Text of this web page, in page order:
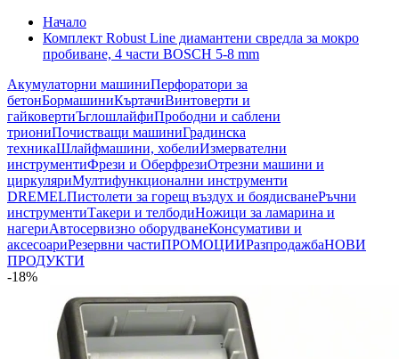
Начало
Комплект Robust Line диамантени свредла за мокро
пробиване, 4 части BOSCH 5-8 mm
Акумулаторни машиниПерфоратори за
бетонБормашиниКъртачиВинтоверти и
гайковертиЪглошлайфиПрободни и саблени
триониПочистващи машиниГрадинска
техникаШлайфмашини, хобелиИзмервателни
инструментиФрези и ОберфрезиОтрезни машини и
циркуляриМултифункционални инструменти
DREMELПистолети за горещ въздух и боядисванеРъчни
инструментиТакери и телбодиНожици за ламарина и
нагериАвтосервизно оборудванеКонсумативи и
аксесоариРезервни частиПРОМОЦИИРазпродажбаНОВИ
ПРОДУКТИ
-18%